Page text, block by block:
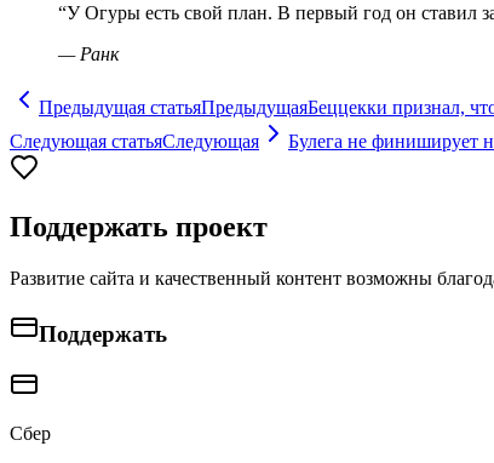
“У Огуры есть свой план. В первый год он ставил
— Ранк
Предыдущая статьяПредыдущаяБеццекки признал,
Следующая статьяСледующая Булега не финиширует
Поддержать проект
Развитие сайта и качественный контент возможны
Поддержать
Сбер